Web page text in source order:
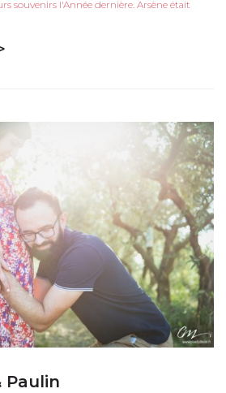
souvenirs l'Année dernière. Arsène était
Paulin